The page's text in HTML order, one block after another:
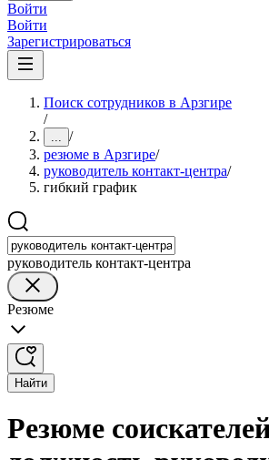
Войти
Войти
Зарегистрироваться
Поиск сотрудников в Арзгире
/
... /
резюме в Арзгире/
руководитель контакт-центра/
гибкий график
руководитель контакт-центра
Резюме
Найти
Резюме